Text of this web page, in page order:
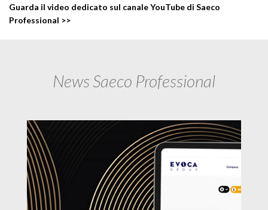
Guarda il video dedicato sul canale YouTube di Saeco
Professional >>
News Saeco Professional